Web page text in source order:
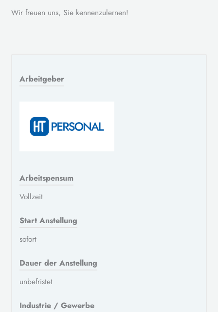
Wir freuen uns, Sie kennenzulernen!
Arbeitgeber
Arbeitspensum
Vollzeit
Start Anstellung
sofort
Dauer der Anstellung
unbefristet
Industrie / Gewerbe